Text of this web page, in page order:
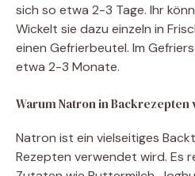
sich so etwa 2-3 Tage. Ihr
Wickelt sie dazu einzeln in
einen Gefrierbeutel. Im
etwa 2-3 Monate.
Warum Natron in
Natron ist ein vielseitiges
Rezepten verwendet wird. Es